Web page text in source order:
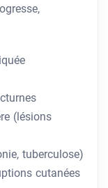
(lésions
tuberculose)
cutanées